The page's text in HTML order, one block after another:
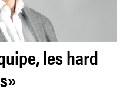
les hard